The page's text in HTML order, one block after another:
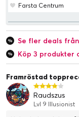
Farsta Centrum
Se fler deals
Köp 3 produkter
Framröstad
Raudszus
Lvl 9 Illusionist